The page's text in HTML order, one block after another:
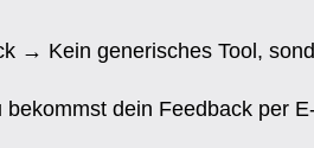
→ Kein generisches Tool,
dein Feedback per